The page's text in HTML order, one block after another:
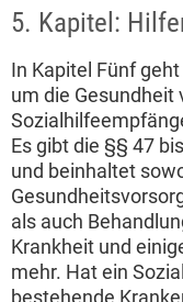
5. Kapitel:
In Kapitel Fünf
um die Gesundheit
Es gibt die §§ 47
und beinhaltet
als auch
Krankheit und
mehr. Hat ein
bestehende